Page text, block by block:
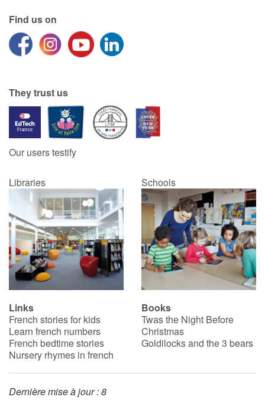
Find us on
They trust us
Our users testify
Libraries Schools
Links
French stories for kids
Learn french numbers
French bedtime stories
Nursery rhymes in french
Books
Twas the Night Before
Christmas
Goldilocks and the 3 bears
Dernière mise à jour : 8